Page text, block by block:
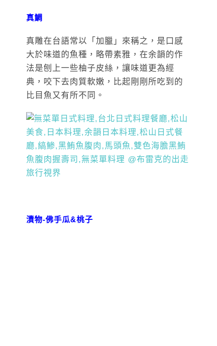
真鯛
真雕在台語常以「加臘」來稱之，是口感
大於味道的魚種，略帶素雅，在余韻的作
法是刨上一些柚子皮絲，讓味道更為經
典，咬下去肉質軟嫩，比起剛剛所吃到的
比目魚又有所不同。
漬物-佛手瓜&桃子